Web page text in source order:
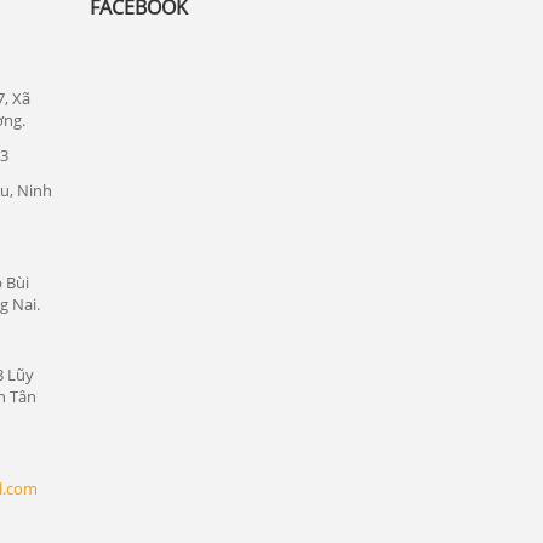
Xã
Ninh
Bùi
Nai.
Lũy
Tân
FACEBOOK